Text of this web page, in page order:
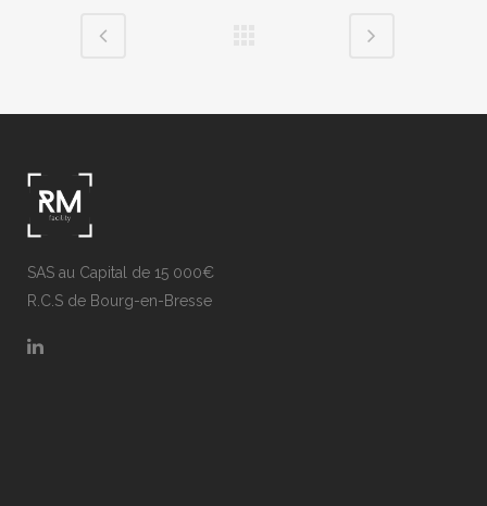
SAS au Capital de 15 000€
R.C.S de Bourg-en-Bresse